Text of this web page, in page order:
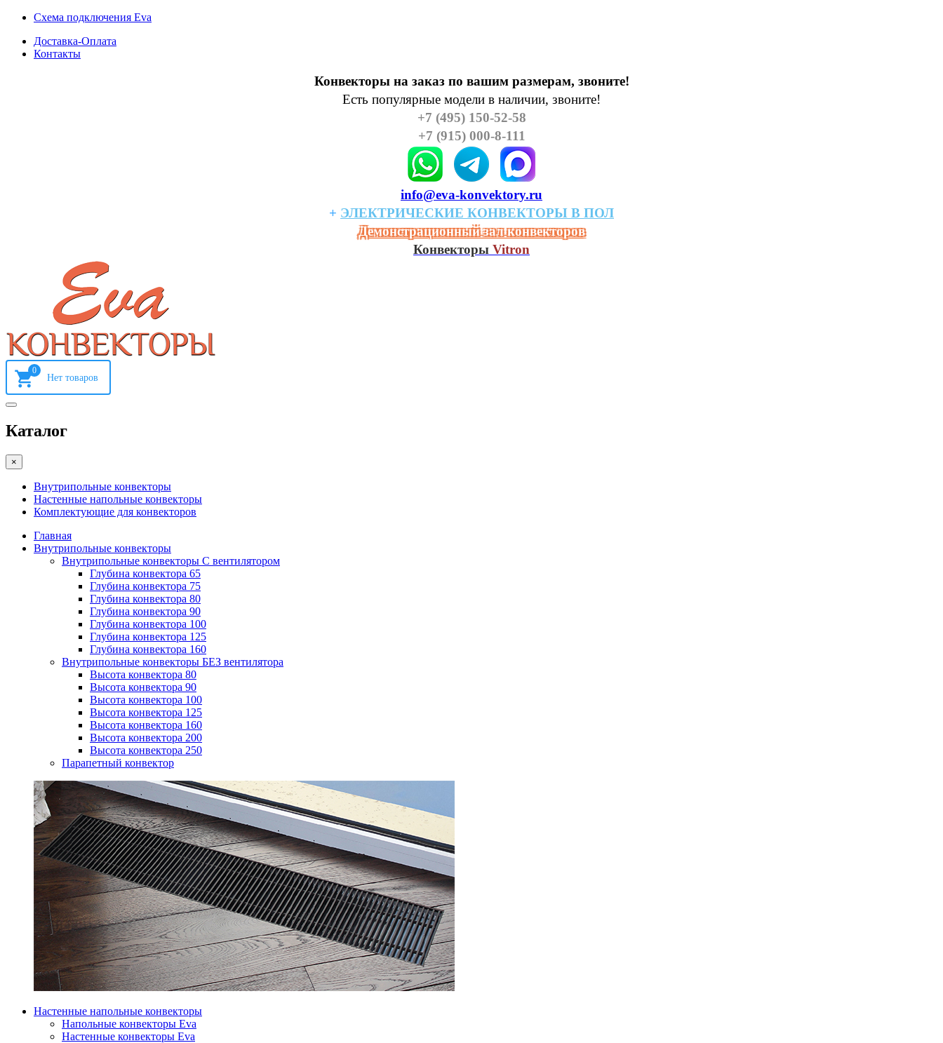
Схема подключения Eva
Доставка-Оплата
Контакты
Конвекторы на заказ по вашим размерам, звоните!
Есть популярные модели в наличии, звоните!
+7 (495) 150-52-58
+7 (915) 000-8-111
info@eva-konvektory.ru
+ ЭЛЕКТРИЧЕСКИЕ КОHВЕКТОРЫ В ПОЛ
Демонстрационный зал конвекторов
Конвекторы Vitron
0
Каталог
×
Внутрипольные конвекторы
Настенные напольные конвекторы
Комплектующие для конвекторов
Главная
Внутрипольные конвекторы
Внутрипольные конвекторы С вентилятором
Глубина конвектора 65
Глубина конвектора 75
Глубина конвектора 80
Глубина конвектора 90
Глубина конвектора 100
Глубина конвектора 125
Глубина конвектора 160
Внутрипольные конвекторы БЕЗ вентилятора
Высота конвектора 80
Высота конвектора 90
Высота конвектора 100
Высота конвектора 125
Высота конвектора 160
Высота конвектора 200
Высота конвектора 250
Парапетный конвектор
Настенные напольные конвекторы
Напольные конвекторы Eva
Настенные конвекторы Eva